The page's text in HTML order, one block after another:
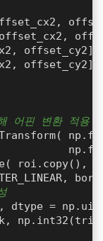
어핀 변환 적용
roi.copy(),
dtype =